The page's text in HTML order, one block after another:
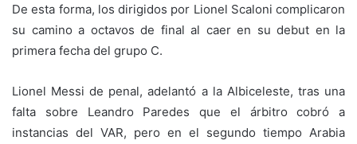
De esta forma, los dirigidos por Lionel Scaloni complicaron
su camino a octavos de final al caer en su debut en la
primera fecha del grupo C.
Lionel Messi de penal, adelantó a la Albiceleste, tras una
falta sobre Leandro Paredes que el árbitro cobró a
instancias del VAR, pero en el segundo tiempo Arabia